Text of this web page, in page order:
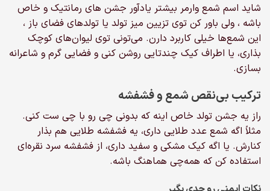
شاید اسم شمع وارمر بیشتر یادآور جشن های رمانتیک و خاص
باشه ، ولی باور کن توی تزیین میز تولد یا تولدهای فضای باز ،
این شمع‌ها خیلی کاربرد دارن. می‌تونی توی لیوان‌های کوچک
بذاری، یا اطراف کیک چندتایی روشن کنی و فضایی گرم و شاعرانه
بسازی.
ترکیب بی‌نقص شمع و فشفشه
راز یه جشن تولد خاص اینه که بدونی چی رو با چی ست کنی.
مثلاً اگه شمع عدد طلایی داری، یه فشفشه طلایی هم بذار
کنارش. یا اگه کیک مشکی و سفید داری، از فشفشه سرد نقره‌ای
استفاده کن که همه‌چی هماهنگ باشه.